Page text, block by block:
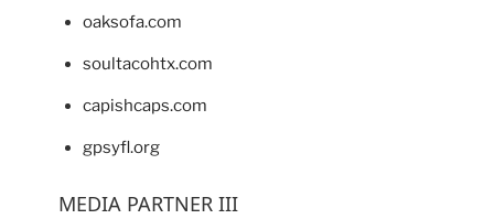
oaksofa.com
soultacohtx.com
capishcaps.com
gpsyfl.org
MEDIA PARTNER III